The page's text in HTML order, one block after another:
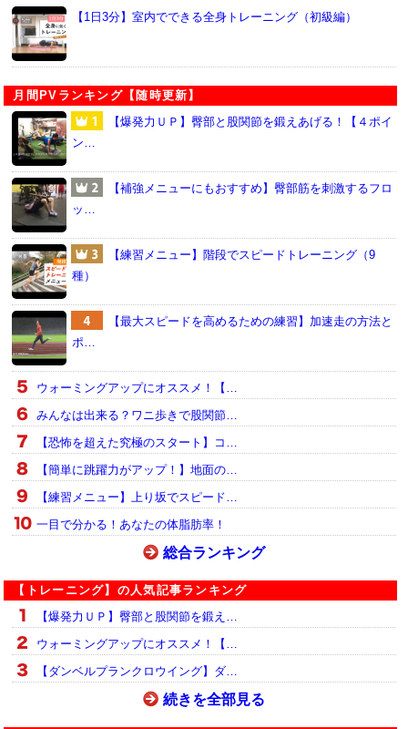
【1日3分】室内でできる全身トレーニング（初級編）
月間PVランキング【随時更新】
【爆発力ＵＰ】臀部と股関節を鍛えあげる！【４ポイ
ン…
【補強メニューにもおすすめ】臀部筋を刺激するフロ
ッ…
【練習メニュー】階段でスピードトレーニング（9
種）
【最大スピードを高めるための練習】加速走の方法と
ポ…
ウォーミングアップにオススメ！【…
みんなは出来る？ワニ歩きで股関節…
【恐怖を超えた究極のスタート】コ…
【簡単に跳躍力がアップ！】地面の…
【練習メニュー】上り坂でスピード…
一目で分かる！あなたの体脂肪率！
総合ランキング
【トレーニング】の人気記事ランキング
【爆発力ＵＰ】臀部と股関節を鍛え…
ウォーミングアップにオススメ！【…
【ダンベルプランクロウイング】ダ…
続きを全部見る